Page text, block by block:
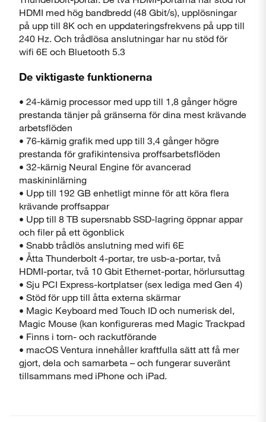
HDMI med hög bandbredd (48 Gbit/s), upp­lös­ningar
på upp till 8K och en upp­daterings­frekvens på upp till
240 Hz. Och trådlösa anslutningar har nu stöd för
wifi 6E och Bluetooth 5.3
De viktigaste funktionerna
• 24-kärnig processor med upp till 1,8 gånger högre
prestanda tänjer på gränserna för dina mest krävande
arbetsflöden
• 76-kärnig grafik med upp till 3,4 gånger högre
prestanda för grafikintensiva proffsarbetsflöden
• 32-kärnig Neural Engine för avancerad
maskininlärning
• Upp till 192 GB enhetligt minne för att köra flera
krävande proffsappar
• Upp till 8 TB supersnabb SSD-lagring öppnar appar
och filer på ett ögonblick
• Snabb trådlös anslutning med wifi 6E
• Åtta Thunderbolt 4-portar, tre usb-a-portar, två
HDMI-portar, två 10 Gbit Ethernet-portar, hörlursuttag
• Sju PCI Express-kortplatser (sex lediga med Gen 4)
• Stöd för upp till åtta externa skärmar
• Magic Keyboard med Touch ID och numerisk del,
Magic Mouse (kan konfigureras med Magic Trackpad
• Finns i torn- och rackutförande
• macOS Ventura innehåller kraftfulla sätt att få mer
gjort, dela och samarbeta – och fungerar suveränt
tillsammans med iPhone och iPad.